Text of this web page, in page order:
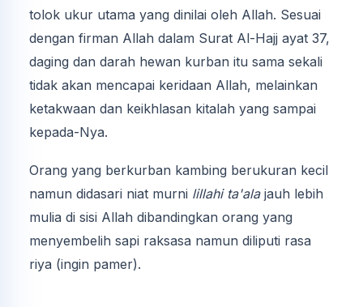
tolok ukur utama yang dinilai oleh Allah. Sesuai
dengan firman Allah dalam Surat Al-Hajj ayat 37,
daging dan darah hewan kurban itu sama sekali
tidak akan mencapai keridaan Allah, melainkan
ketakwaan dan keikhlasan kitalah yang sampai
kepada-Nya.
Orang yang berkurban kambing berukuran kecil
namun didasari niat murni lillahi ta'alajauh lebih
mulia di sisi Allah dibandingkan orang yang
menyembelih sapi raksasa namun diliputi rasa
riya (ingin pamer).